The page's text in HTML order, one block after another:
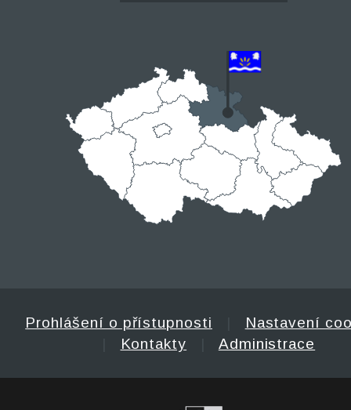
Prohlášení o přístupnosti
Nastavení
Kontakty Administrace